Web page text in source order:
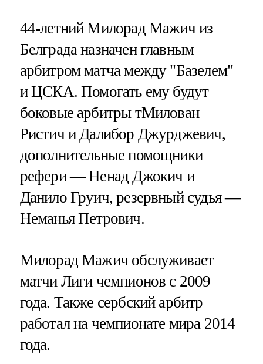
44-летний Милорад Мажич из
Белграда назначен главным
арбитром матча между "Базелем"
и ЦСКА. Помогать ему будут
боковые арбитры тМилован
Ристич и Далибор Джурджевич,
дополнительные помощники
рефери — Ненад Джокич и
Данило Груич, резервный судья —
Неманья Петрович.
Милорад Мажич обслуживает
матчи Лиги чемпионов с 2009
года. Также сербский арбитр
работал на чемпионате мира 2014
года.